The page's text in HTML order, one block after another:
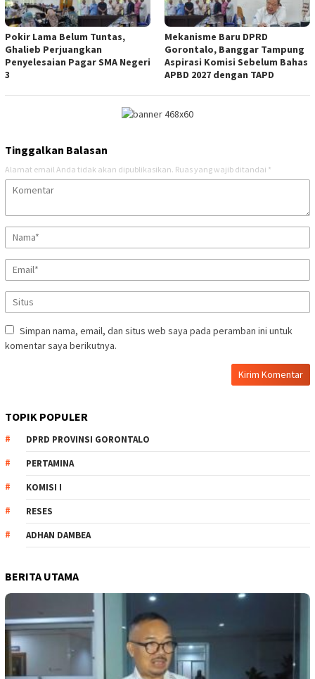
Pokir Lama Belum Tuntas,
Ghalieb Perjuangkan
Penyelesaian Pagar SMA Negeri
3
Mekanisme Baru DPRD
Gorontalo, Banggar Tampung
Aspirasi Komisi Sebelum Bahas
APBD 2027 dengan TAPD
Tinggalkan Balasan
Alamat email Anda tidak akan dipublikasikan. Ruas yang wajib ditandai *
Simpan nama, email, dan situs web saya pada peramban ini untuk
komentar saya berikutnya.
TOPIK POPULER
DPRD PROVINSI GORONTALO
PERTAMINA
KOMISI I
RESES
ADHAN DAMBEA
BERITA UTAMA